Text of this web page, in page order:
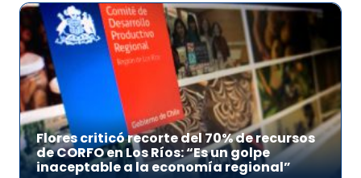
Flores criticó recorte del 70% de recursos
de CORFO en Los Ríos: “Es un golpe
inaceptable a la economía regional”